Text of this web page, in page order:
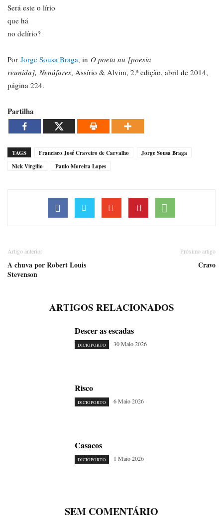
Será este o lírio
que há
no delírio?
Por Jorge Sousa Braga, in O poeta nu [poesia
reunida], Nenúfares, Assírio & Alvim, 2.ª edição, abril de 2014,
página 224.
Partilha
TAGS Francisco José Craveiro de Carvalho
Jorge Sousa Braga
Nick Virgilio
Paulo Moreira Lopes
Artigo anterior
A chuva por Robert Louis
Stevenson
Próximo artigo
Cravo
ARTIGOS RELACIONADOS
Descer as escadas
DICIOPORTO 30 Maio 2026
Risco
DICIOPORTO 6 Maio 2026
Casacos
DICIOPORTO 1 Maio 2026
SEM COMENTÁRIO